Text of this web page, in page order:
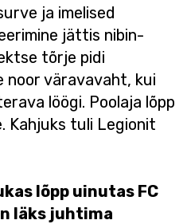
ja imelised
jättis nibin-
tõrje pidi
noor väravavaht, kui
löögi. Poolaja lõpp
Kahjuks tuli Legionit
lõpp uinutas FC
läks juhtima